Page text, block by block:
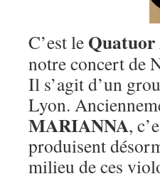
C’est le
notre concert de
Il s’agit d’un
Lyon.
MARIANNA,
produisent
milieu de ces